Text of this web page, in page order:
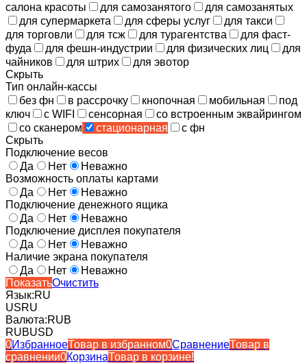
салона красоты
для самозанятого
для самозанятых
для супермаркета
для сферы услуг
для такси
для торговли
для тсж для турагентства
для фаст-
фуда
для фешн-индустрии для физических лиц
для
чайников
для штрих
для эвотор
Скрыть
Тип онлайн-кассы
без фн
в рассрочку кнопочная мобильная
под
ключ
с WIFI сенсорная
со встроенным эквайрингом
со сканером
стационарная
с фн
Скрыть
Подключение весов
Да
Нет
Неважно
Возможность оплаты картами
Да
Нет
Неважно
Подключение денежного ящика
Да
Нет
Неважно
Подключение дисплея покупателя
Да
Нет
Неважно
Наличие экрана покупателя
Да
Нет
Неважно
ПоказатьОчистить
Язык:RU
USRU
Валюта:RUB
RUBUSD
0ИзбранноеТовар в избранном0СравнениеТовар в
сравнении0КорзинаТовар в корзине!